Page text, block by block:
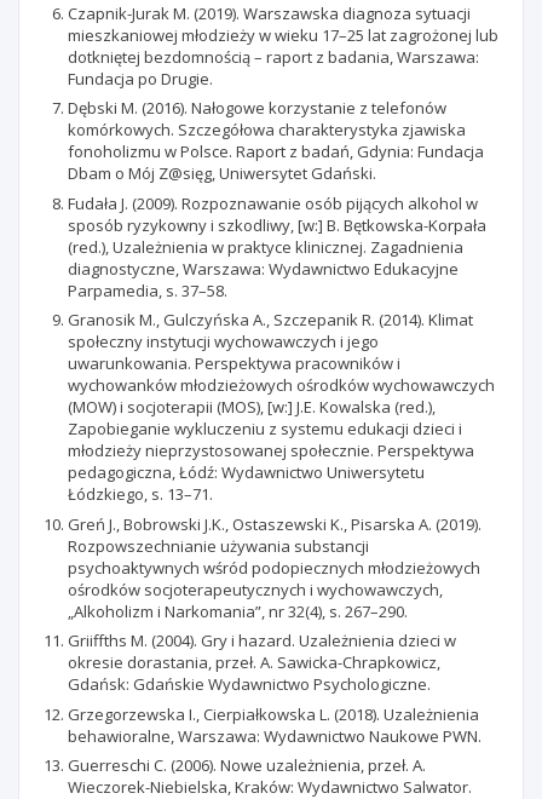
Czapnik-Jurak M. (2019). Warszawska diagnoza sytuacji
mieszkaniowej młodzieży w wieku 17–25 lat zagrożonej lub
dotkniętej bezdomnością – raport z badania, Warszawa:
Fundacja po Drugie.
Dębski M. (2016). Nałogowe korzystanie z telefonów
komórkowych. Szczegółowa charakterystyka zjawiska
fonoholizmu w Polsce. Raport z badań, Gdynia: Fundacja
Dbam o Mój Z@sięg, Uniwersytet Gdański.
Fudała J. (2009). Rozpoznawanie osób pijących alkohol w
sposób ryzykowny i szkodliwy, [w:] B. Bętkowska-Korpała
(red.), Uzależnienia w praktyce klinicznej. Zagadnienia
diagnostyczne, Warszawa: Wydawnictwo Edukacyjne
Parpamedia, s. 37–58.
Granosik M., Gulczyńska A., Szczepanik R. (2014). Klimat
społeczny instytucji wychowawczych i jego
uwarunkowania. Perspektywa pracowników i
wychowanków młodzieżowych ośrodków wychowawczych
(MOW) i socjoterapii (MOS), [w:] J.E. Kowalska (red.),
Zapobieganie wykluczeniu z systemu edukacji dzieci i
młodzieży nieprzystosowanej społecznie. Perspektywa
pedagogiczna, Łódź: Wydawnictwo Uniwersytetu
Łódzkiego, s. 13–71.
Greń J., Bobrowski J.K., Ostaszewski K., Pisarska A. (2019).
Rozpowszechnianie używania substancji
psychoaktywnych wśród podopiecznych młodzieżowych
ośrodków socjoterapeutycznych i wychowawczych,
„Alkoholizm i Narkomania”, nr 32(4), s. 267–290.
Griiffths M. (2004). Gry i hazard. Uzależnienia dzieci w
okresie dorastania, przeł. A. Sawicka-Chrapkowicz,
Gdańsk: Gdańskie Wydawnictwo Psychologiczne.
Grzegorzewska I., Cierpiałkowska L. (2018). Uzależnienia
behawioralne, Warszawa: Wydawnictwo Naukowe PWN.
Guerreschi C. (2006). Nowe uzależnienia, przeł. A.
Wieczorek-Niebielska, Kraków: Wydawnictwo Salwator.